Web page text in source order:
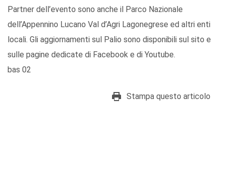
Partner dell’evento sono anche il Parco Nazionale
dell’Appennino Lucano Val d’Agri Lagonegrese ed altri enti
locali. Gli aggiornamenti sul Palio sono disponibili sul sito e
sulle pagine dedicate di Facebook e di Youtube.
bas 02
Stampa questo articolo